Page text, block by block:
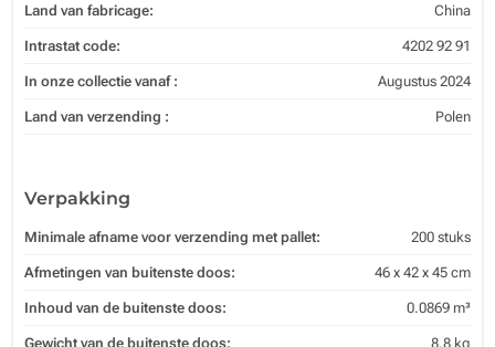
Land van fabricage: China
Intrastat code: 4202 92 91
In onze collectie vanaf : Augustus 2024
Land van verzending : Polen
Verpakking
Minimale afname voor verzending met pallet: 200 stuks
Afmetingen van buitenste doos: 46 x 42 x 45 cm
Inhoud van de buitenste doos: 0.0869 m³
Gewicht van de buitenste doos: 8.8 kg